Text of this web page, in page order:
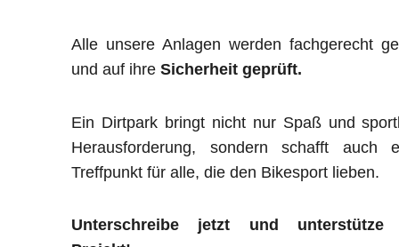
Alle unsere Anlagen werden fachgerecht
und auf ihre Sicherheit geprüft.
Ein Dirtpark bringt nicht nur Spaß und
Herausforderung, sondern schafft auch
Treffpunkt für alle, die den Bikesport lieben.
Unterschreibe jetzt und unterstütze